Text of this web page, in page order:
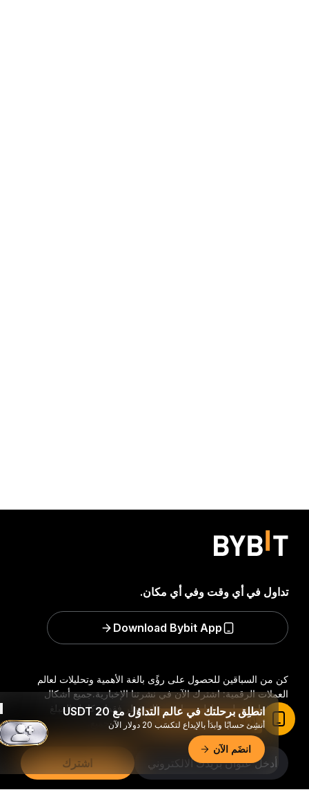
كن من السباقين للحصول على رؤًى بالغة الأهمية وتحليلات لعالم
العملات الرقمية: اشترك الآن في نشرتنا الإخبارية.جميع أشكال
الاستثمار تحمل مخاطر، بما في ذلك خطر فقدان كامل المبلغ
المستثمر. وقد لا تكون هذه الأنشطة مناسبة للجميع.
اشترك
تداول في أي وقت وفي أي مكان.
Download Bybit App
انطلِق برحلتك في عالم التداوُل مع 20 USDT
أنشِئ حسابًا وابدَأ بالإيداع لتكسَب 20 دولار الآن
انضَم الآن
اقرأ المقال في تطبيق Bybit